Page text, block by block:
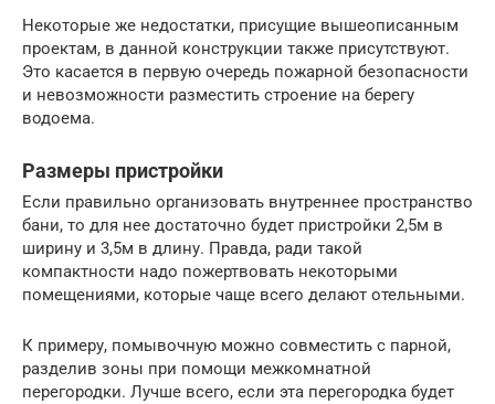
Некоторые же недостатки, присущие вышеописанным
проектам, в данной конструкции также присутствуют.
Это касается в первую очередь пожарной безопасности
и невозможности разместить строение на берегу
водоема.
Размеры пристройки
Если правильно организовать внутреннее пространство
бани, то для нее достаточно будет пристройки 2,5м в
ширину и 3,5м в длину. Правда, ради такой
компактности надо пожертвовать некоторыми
помещениями, которые чаще всего делают отельными.
К примеру, помывочную можно совместить с парной,
разделив зоны при помощи межкомнатной
перегородки. Лучше всего, если эта перегородка будет